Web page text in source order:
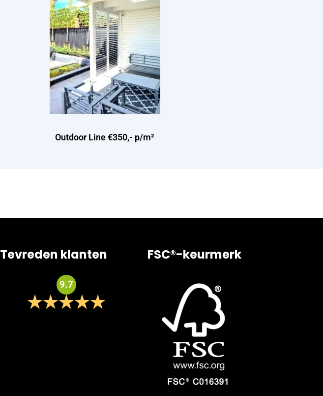
Outdoor Line €350,- p/m²
Tevreden klanten
9.7
FSC®-keurmerk